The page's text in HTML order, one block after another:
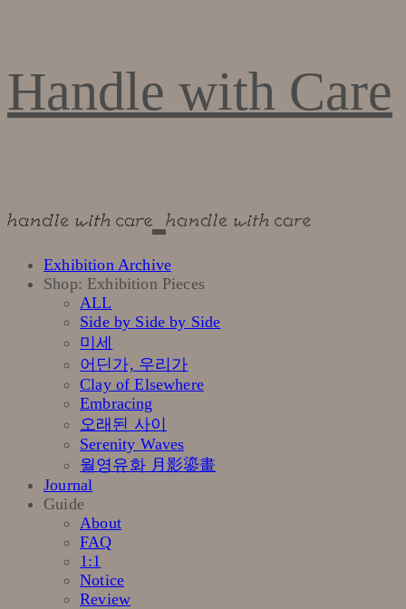
Handle with Care
Exhibition Archive
Shop: Exhibition Pieces
ALL
Side by Side by Side
미세
어딘가, 우리가
Clay of Elsewhere
Embracing
오래된 사이
Serenity Waves
월영유화 月影鎏畫
Journal
Guide
About
FAQ
1:1
Notice
Review